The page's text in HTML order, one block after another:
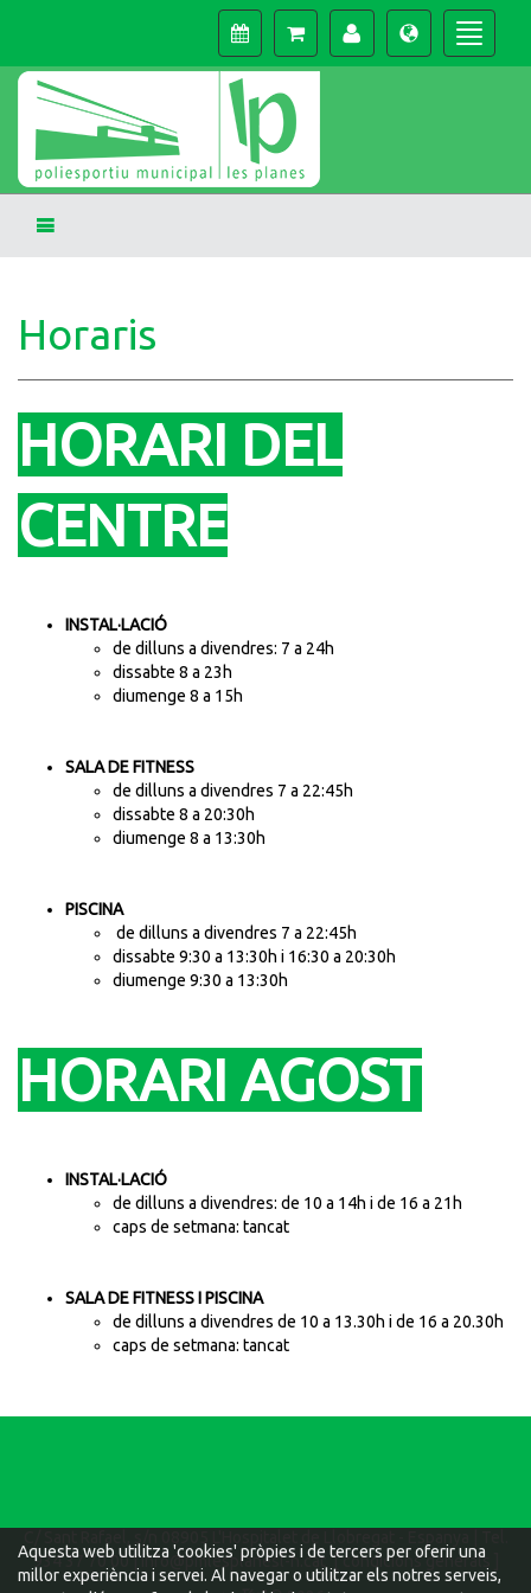
Horaris
HORARI DEL
CENTRE
INSTAL·LACIÓ
de dilluns a divendres: 7 a 24h
dissabte 8 a 23h
diumenge 8 a 15h
SALA DE FITNESS
de dilluns a divendres 7 a 22:45h
dissabte 8 a 20:30h
diumenge 8 a 13:30h
PISCINA
de dilluns a divendres 7 a 22:45h
dissabte 9:30 a 13:30h i 16:30 a 20:30h
diumenge 9:30 a 13:30h
HORARI AGOST
INSTAL·LACIÓ
de dilluns a divendres: de 10 a 14h i de 16 a 21h
caps de setmana: tancat
SALA DE FITNESS I PISCINA
de dilluns a divendres de 10 a 13.30h i de 16 a 20.30h
caps de setmana: tancat
934 37 70 00 | info@pmlesplanesl-h.cat [condicions generals
Aquesta web utilitza 'cookies' pròpies i de tercers per oferir una
millor experiència i servei. Al navegar o utilitzar els notres serveis,